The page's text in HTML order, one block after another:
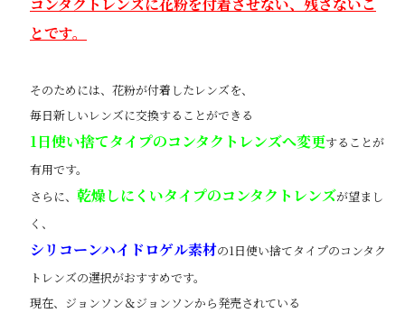
コンタクトレンズに花粉を付着させない、残さないこ
とです。
そのためには、花粉が付着したレンズを、
毎日新しいレンズに交換することができる
1日使い捨てタイプのコンタクトレンズへ変更することが
有用です。
さらに、 乾燥しにくいタイプのコンタクトレンズが望まし
く、
シリコーンハイドロゲル素材の1日使い捨てタイプのコンタク
トレンズの選択がおすすめです。
現在、ジョンソン＆ジョンソンから発売されている